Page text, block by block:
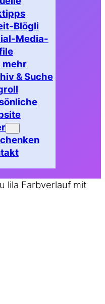
Blögli
Media-
mehr
& Suche